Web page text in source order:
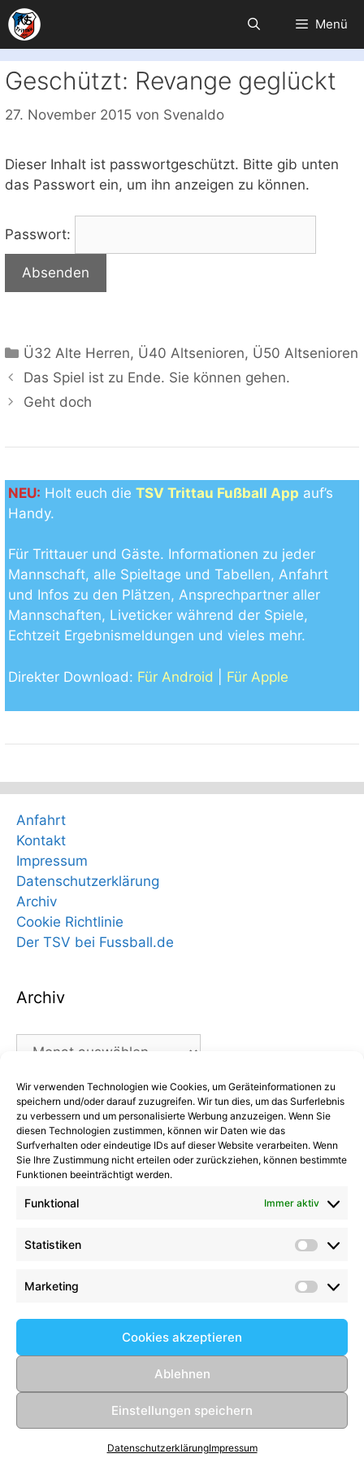
Wir verwenden Technologien wie Cookies, um Geräteinformationen zu
speichern und/oder darauf zuzugreifen. Wir tun dies, um das Surferlebnis
zu verbessern und um personalisierte Werbung anzuzeigen. Wenn Sie
diesen Technologien zustimmen, können wir Daten wie das
Surfverhalten oder eindeutige IDs auf dieser Website verarbeiten. Wenn
Sie Ihre Zustimmung nicht erteilen oder zurückziehen, können bestimmte
Funktionen beeinträchtigt werden.
Funktional Immer aktiv
Statistiken
Marketing
Cookies akzeptieren
Ablehnen
Einstellungen speichern
DatenschutzerklärungImpressum
Zum
Inhalt
springen
Menü
Geschützt: Revange geglückt
27. November 2015 von Svenaldo
Dieser Inhalt ist passwortgeschützt. Bitte gib unten
das Passwort ein, um ihn anzeigen zu können.
Passwort:
Kategorien
Ü32 Alte Herren, Ü40 Altsenioren, Ü50 Altsenioren
Das Spiel ist zu Ende. Sie können gehen.
Geht doch
NEU: Holt euch die TSV Trittau Fußball App auf’s
Handy.
Für Trittauer und Gäste. Informationen zu jeder
Mannschaft, alle Spieltage und Tabellen, Anfahrt
und Infos zu den Plätzen, Ansprechpartner aller
Mannschaften, Liveticker während der Spiele,
Echtzeit Ergebnismeldungen und vieles mehr.
Direkter Download: Für Android Für Apple
Anfahrt
Kontakt
Impressum
Datenschutzerklärung
Archiv
Cookie Richtlinie
Der TSV bei Fussball.de
Archiv
Archiv
Kategorien
Kategorien
Kommentare
Aufgalopp mit neuen Gesichtern: TSV Trittau
beendet seine Karriere: Ein paar Worte zum
2008er setzen Ihre
beeindruckende Erfolgsserie fort
© 2026 TSV Trittau Fußball• Erstellt mitGeneratePress